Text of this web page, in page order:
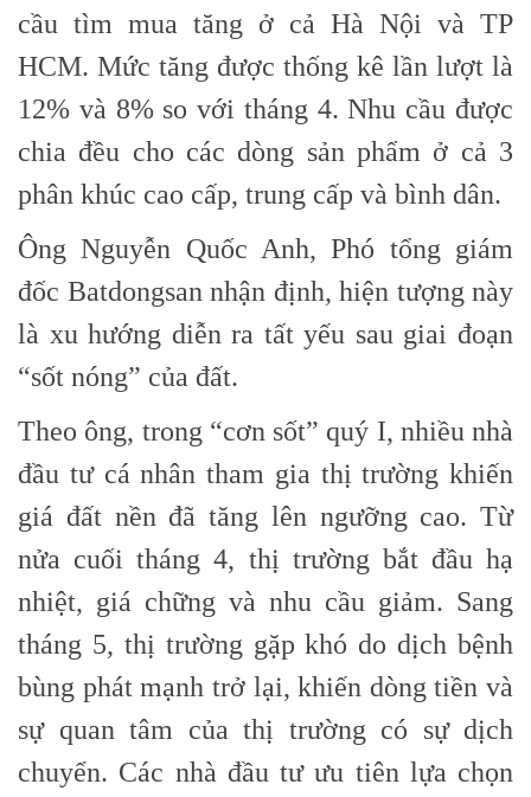
cầu tìm mua tăng ở cả Hà Nội và TP
HCM. Mức tăng được thống kê lần lượt là
12% và 8% so với tháng 4. Nhu cầu được
chia đều cho các dòng sản phẩm ở cả 3
phân khúc cao cấp, trung cấp và bình dân.
Ông Nguyễn Quốc Anh, Phó tổng giám
đốc Batdongsan nhận định, hiện tượng này
là xu hướng diễn ra tất yếu sau giai đoạn
“sốt nóng” của đất.
Theo ông, trong “cơn sốt” quý I, nhiều nhà
đầu tư cá nhân tham gia thị trường khiến
giá đất nền đã tăng lên ngưỡng cao. Từ
nửa cuối tháng 4, thị trường bắt đầu hạ
nhiệt, giá chững và nhu cầu giảm. Sang
tháng 5, thị trường gặp khó do dịch bệnh
bùng phát mạnh trở lại, khiến dòng tiền và
sự quan tâm của thị trường có sự dịch
chuyển. Các nhà đầu tư ưu tiên lựa chọn